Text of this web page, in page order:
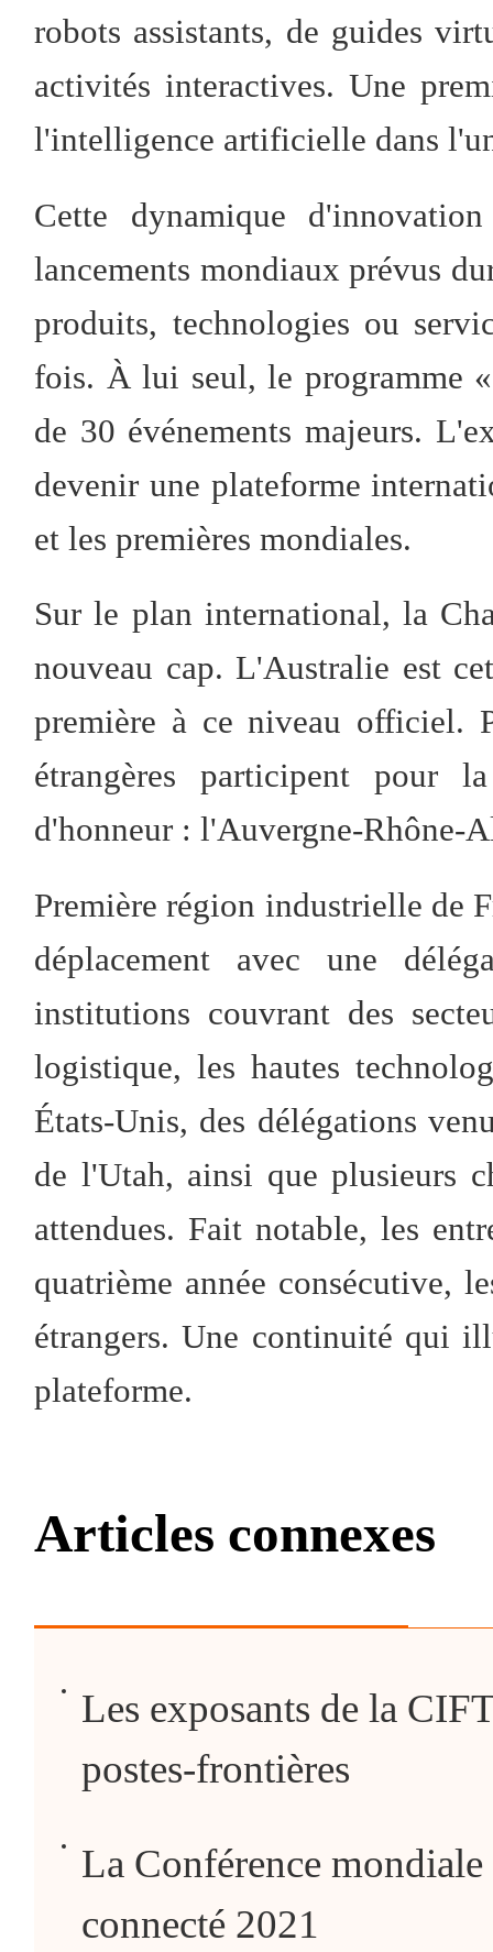
robots assistants, de guides
activités interactives. Une
l'intelligence artificielle dans
Cette dynamique
lancements mondiaux prévus
produits, technologies ou
fois. À lui seul, le programme
de 30 événements majeurs.
devenir une plateforme
et les premières mondiales.
Sur le plan international, la
nouveau cap. L'Australie est
première à ce niveau officiel.
étrangères participent pour
d'honneur : l'Auvergne-Rhône-
Première région industrielle de
déplacement avec une
institutions couvrant des
logistique, les hautes
États-Unis, des délégations
de l'Utah, ainsi que plusieurs
attendues. Fait notable, les
quatrième année consécutive,
étrangers. Une continuité qui
plateforme.
Articles connexes
Les exposants de la
postes-frontières
La Conférence
connecté 2021